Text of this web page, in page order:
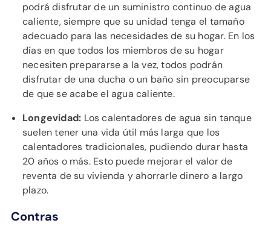
podrá disfrutar de un suministro continuo de agua
caliente, siempre que su unidad tenga el tamaño
adecuado para las necesidades de su hogar. En los
días en que todos los miembros de su hogar
necesiten prepararse a la vez, todos podrán
disfrutar de una ducha o un baño sin preocuparse
de que se acabe el agua caliente.
Longevidad: Los calentadores de agua sin tanque
suelen tener una vida útil más larga que los
calentadores tradicionales, pudiendo durar hasta
20 años o más. Esto puede mejorar el valor de
reventa de su vivienda y ahorrarle dinero a largo
plazo.
Contras